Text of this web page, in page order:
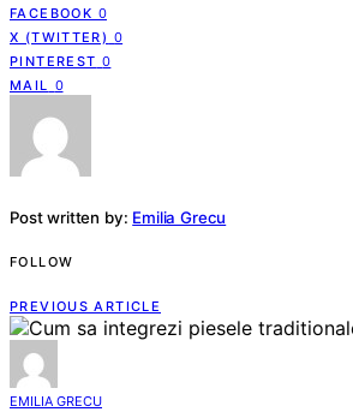
FACEBOOK 0
X (TWITTER) 0
PINTEREST 0
MAIL
0
Post written by: Emilia Grecu
FOLLOW
PREVIOUS ARTICLE
EMILIA GRECU